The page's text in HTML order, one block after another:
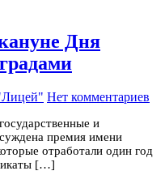
Дня
Нет комментариев
и
премия имени
отработали один год
[…]